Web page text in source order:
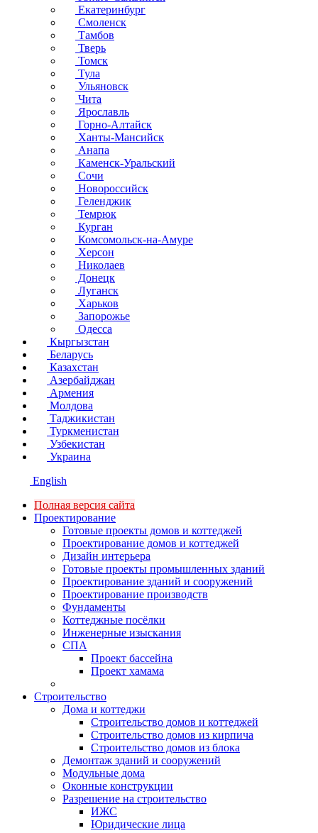
Екатеринбург
Смоленск
Тамбов
Тверь
Томск
Тула
Ульяновск
Чита
Ярославль
Горно-Алтайск
Ханты-Мансийск
Анапа
Каменск-Уральский
Сочи
Новороссийск
Геленджик
Темрюк
Курган
Комсомольск-на-Амуре
Херсон
Николаев
Донецк
Луганск
Харьков
Запорожье
Одесса
Кыргызстан
Беларусь
Казахстан
Азербайджан
Армения
Молдова
Таджикистан
Туркменистан
Узбекистан
Украина
English
Полная версия сайта
Проектирование
Готовые проекты домов и коттеджей
Проектирование домов и коттеджей
Дизайн интерьера
Готовые проекты промышленных зданий
Проектирование зданий и сооружений
Проектирование производств
Фундаменты
Коттеджные посёлки
Инженерные изыскания
СПА
Проект бассейна
Проект хамама
Строительство
Дома и коттеджи
Строительство домов и коттеджей
Строительство домов из кирпича
Строительство домов из блока
Демонтаж зданий и сооружений
Модульные дома
Оконные конструкции
Разрешение на строительство
ИЖС
Юридические лица